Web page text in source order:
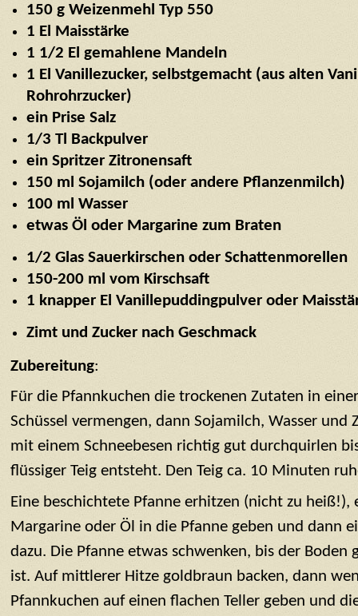
150 g Weizenmehl Typ 550
1 El Maisstärke
1 1/2 El gemahlene Mandeln
1 El Vanillezucker, selbstgemacht (aus alten
Rohrohrzucker)
ein Prise Salz
1/3 Tl Backpulver
ein Spritzer Zitronensaft
150 ml Sojamilch (oder andere Pflanzenmilch)
100 ml Wasser
etwas Öl oder Margarine zum Braten
1/2 Glas Sauerkirschen oder Schattenmorellen
150-200 ml vom Kirschsaft
1 knapper El Vanillepuddingpulver oder
Zimt und Zucker nach Geschmack
Zubereitung:
Für die Pfannkuchen die trockenen Zutaten in
Schüssel vermengen, dann Sojamilch, Wasser und
mit einem Schneebesen richtig gut durchquirlen
flüssiger Teig entsteht. Den Teig ca. 10 Minuten
Eine beschichtete Pfanne erhitzen (nicht zu heiß!),
Margarine oder Öl in die Pfanne geben und dann
dazu. Die Pfanne etwas schwenken, bis der
ist. Auf mittlerer Hitze goldbraun backen, dann
Pfannkuchen auf einen flachen Teller geben und